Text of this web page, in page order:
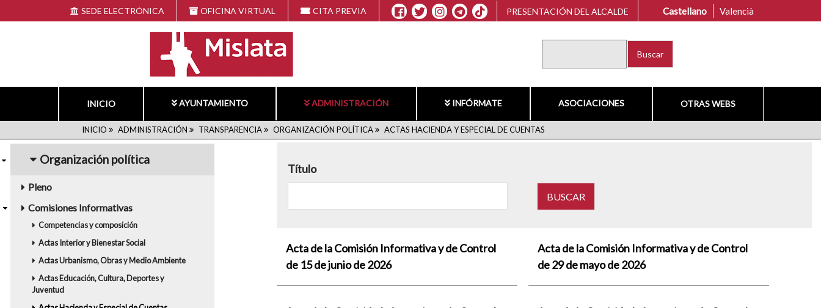
al
SEDE ELECTRÓNICA OFICINA VIRTUAL CITA PREVIA PRESENTACIÓN DEL ALCALDE Castellano Valencià
INICIO AYUNTAMIENTO ADMINISTRACIÓN INFÓRMATE ASOCIACIONES OTRAS WEBS
RUTA
DE
NAVEGACIÓN
INICIO ADMINISTRACIÓN TRANSPARENCIA ORGANIZACIÓN POLÍTICA ACTAS HACIENDA Y ESPECIAL DE CUENTAS
navigation5
Organización política
Pleno
Comisiones Informativas
Competencias y composición
Actas Interior y Bienestar Social
Actas Urbanismo, Obras y Medio Ambiente
Actas Educación, Cultura, Deportes y
Juventud
Título
Acta de la Comisión Informativa y de Control
de 15 de junio de 2026
Acta de la Comisión Informativa y de Control
de 29 de mayo de 2026